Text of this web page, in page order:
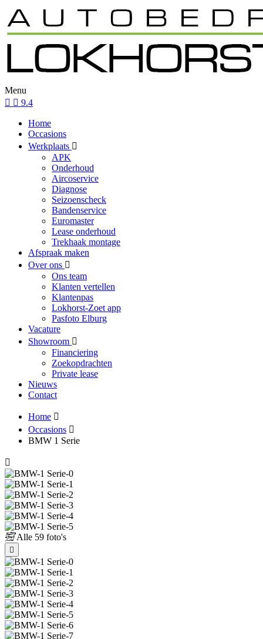
Menu
9.4
Home
Occasions
Werkplaats
APK
Onderhoud
Aircoservice
Diagnose
Seizoenscheck
Bandenservice
Euromaster
Lease onderhoud
Trekhaak montage
Afspraak maken
Over ons
Ons team
Klanten vertellen
Klantenpas
Lokhorst-Zoet app
Pasfoto Elburg
Vacature
Showroom
Financiering
Zoekopdrachten
Private lease
Nieuws
Contact
Home
Occasions
BMW 1 Serie
Alle 59 foto's